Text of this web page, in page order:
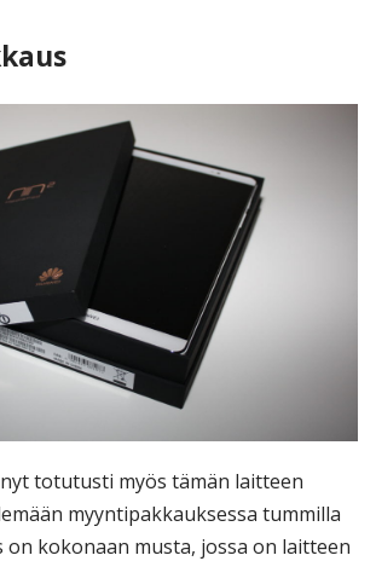
totutusti myös tämän laitteen
myyntipakkauksessa tummilla
on kokonaan musta, jossa on laitteen